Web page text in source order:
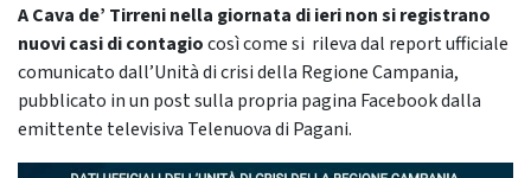
A Cava de’ Tirreni nella giornata di ieri non si registrano
nuovi casi di contagiocosì come si rileva dal report ufficiale
comunicato dall’Unità di crisi della Regione Campania,
pubblicato in un post sulla propria pagina Facebook dalla
emittente televisiva Telenuova di Pagani.